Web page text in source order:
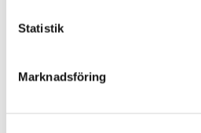
Statistik
Marknadsföring
Besöksadress
Box 18, 295 21 Bromölla